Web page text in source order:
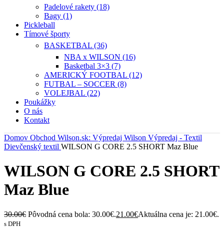
Padelové rakety (18)
Bagy (1)
Pickleball
Tímové športy
BASKETBAL (36)
NBA x WILSON (16)
Basketbal 3×3 (7)
AMERICKÝ FOOTBAL (12)
FUTBAL – SOCCER (8)
VOLEJBAL (22)
Poukážky
O nás
Kontakt
Domov Obchod Wilson.sk: Výpredaj Wilson Výpredaj - Textil
Dievčenský textil WILSON G CORE 2.5 SHORT Maz Blue
WILSON G CORE 2.5 SHORT
Maz Blue
30.00€ Pôvodná cena bola: 30.00€.21.00€Aktuálna cena je: 21.00€.
s DPH